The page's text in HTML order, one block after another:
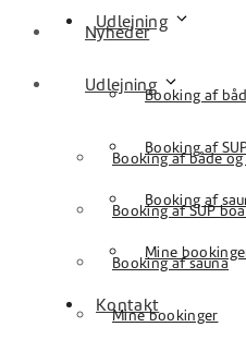
Udlejning
Booking af
Booking af
Booking af
Mine
Kontakt
Nyheder
Udlejning
Booking af både
Booking af SUP
Booking af sauna
Mine bookinger